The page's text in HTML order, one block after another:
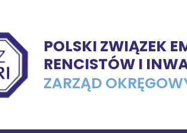
POLSKI ZWIĄZEK
RENCISTÓW I
ZARZĄD